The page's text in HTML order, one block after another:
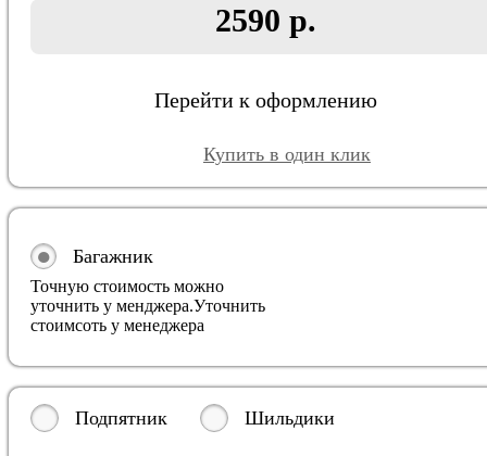
2590 р.
Перейти к оформлению
Купить в один клик
Багажник
Точную стоимость можно
уточнить у менджера.Уточнить
стоимсоть у менеджера
Подпятник Шильдики